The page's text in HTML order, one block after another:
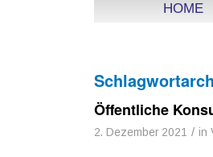
HOME
Öffentliche
2. Dezember 2021 / in